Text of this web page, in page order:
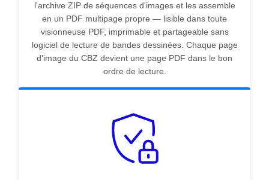
l'archive ZIP de séquences d'images et les assemble
en un PDF multipage propre — lisible dans toute
visionneuse PDF, imprimable et partageable sans
logiciel de lecture de bandes dessinées. Chaque page
d'image du CBZ devient une page PDF dans le bon
ordre de lecture.